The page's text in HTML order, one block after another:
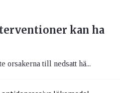
kan ha
orsakerna till nedsatt hä...